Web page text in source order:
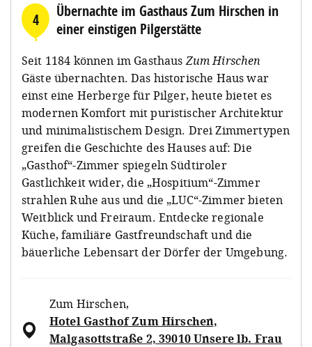
4
Übernachte im Gasthaus Zum Hirschen in
einer einstigen Pilgerstätte
Seit 1184 können im GasthausZum Hirschen
Gäste übernachten. Das historische Haus war
einst eine Herberge für Pilger, heute bietet es
modernen Komfort mit puristischer Architektur
und minimalistischem Design. Drei Zimmertypen
greifen die Geschichte des Hauses auf: Die
„Gasthof“-Zimmer spiegeln Südtiroler
Gastlichkeit wider, die „Hospitium“-Zimmer
strahlen Ruhe aus und die „LUC“-Zimmer bieten
Weitblick und Freiraum. Entdecke regionale
Küche, familiäre Gastfreundschaft und die
bäuerliche Lebensart der Dörfer der Umgebung.
Zum Hirschen,
Hotel Gasthof Zum Hirschen,
Malgasottstraße 2, 39010 Unsere lb. Frau